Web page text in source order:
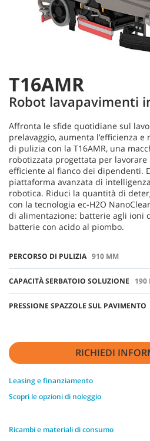
T16AMR
Robot lavapavimenti
Affronta le sfide quotidiane sul
prelavaggio, aumenta l’efficienza
di pulizia con la T16AMR, una
robotizzata progettata per
efficiente al fianco dei dipendenti.
piattaforma avanzata di
robotica. Riduci la quantità di
con la tecnologia ec-H2O
di alimentazione: batterie agli ioni
batterie con acido al piombo.
PERCORSO DI PULIZIA 910 MM
CAPACITÀ SERBATOIO SOLUZIONE 190
PRESSIONE SPAZZOLE SUL PAVIMENTO
RICHIEDI
Leasing e finanziamento
Scopri le opzioni di noleggio
Ricambi e materiali di consumo